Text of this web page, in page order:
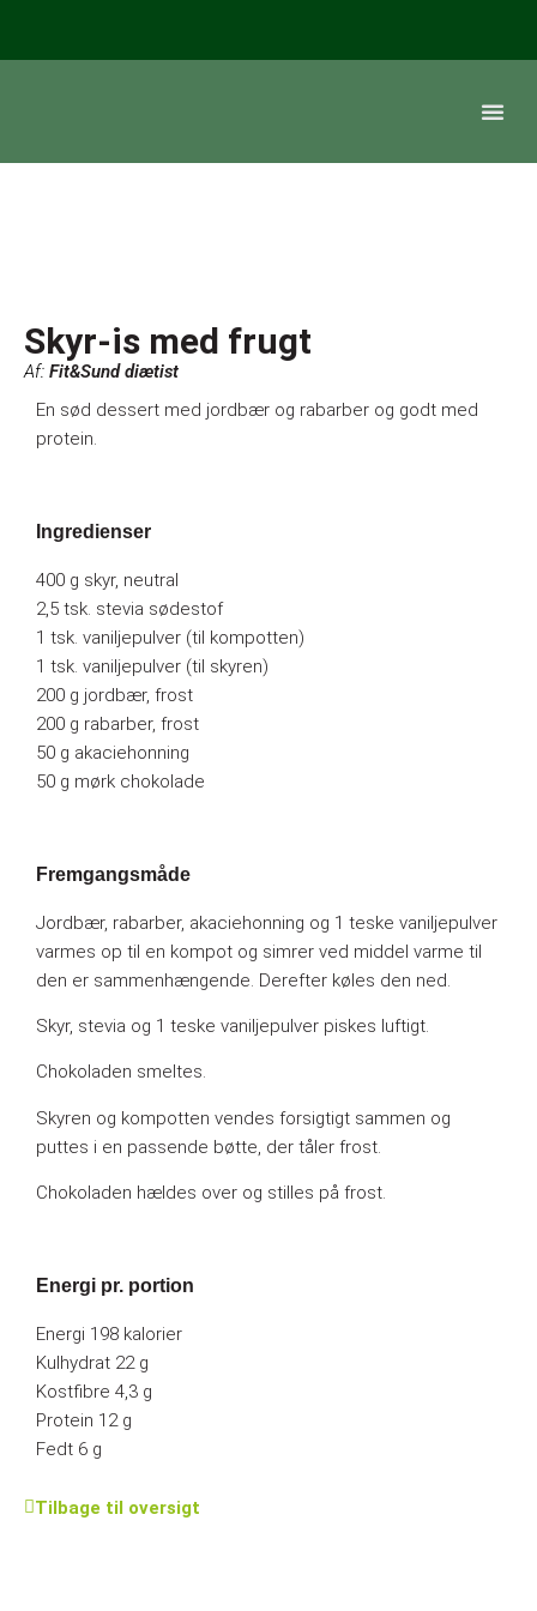
Skyr-is med frugt
Fit&Sund diætist
En sød dessert med jordbær og rabarber og godt med
protein.
Ingredienser
400 g skyr, neutral
2,5 tsk. stevia sødestof
1 tsk. vaniljepulver (til kompotten)
1 tsk. vaniljepulver (til skyren)
200 g jordbær, frost
200 g rabarber, frost
50 g akaciehonning
50 g mørk chokolade
Fremgangsmåde
Jordbær, rabarber, akaciehonning og 1 teske vaniljepulver
varmes op til en kompot og simrer ved middel varme til
den er sammenhængende. Derefter køles den ned.
Skyr, stevia og 1 teske vaniljepulver piskes luftigt.
Chokoladen smeltes.
Skyren og kompotten vendes forsigtigt sammen og
puttes i en passende bøtte, der tåler frost.
Chokoladen hældes over og stilles på frost.
Energi pr. portion
Energi 198 kalorier
Kulhydrat 22 g
Kostfibre 4,3 g
Protein 12 g
Fedt 6 g
Tilbage til oversigt